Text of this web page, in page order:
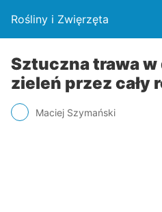
Rośliny i Zwięrzęta
Sztuczna trawa w
zieleń przez cały
Maciej Szymański